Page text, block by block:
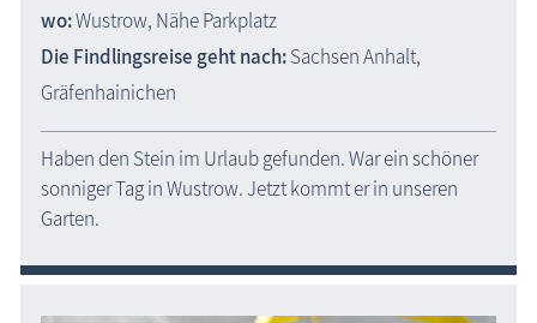
wo:Wustrow, Nähe Parkplatz
Die Findlingsreise geht nach:Sachsen Anhalt,
Gräfenhainichen
Haben den Stein im Urlaub gefunden. War ein schöner
sonniger Tag in Wustrow. Jetzt kommt er in unseren
Garten.